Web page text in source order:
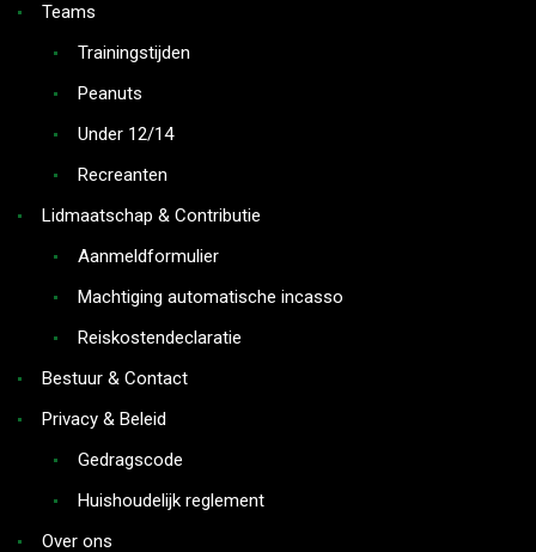
Teams
Trainingstijden
Peanuts
Under 12/14
Recreanten
Lidmaatschap & Contributie
Aanmeldformulier
Machtiging automatische incasso
Reiskostendeclaratie
Bestuur & Contact
Privacy & Beleid
Gedragscode
Huishoudelijk reglement
Over ons